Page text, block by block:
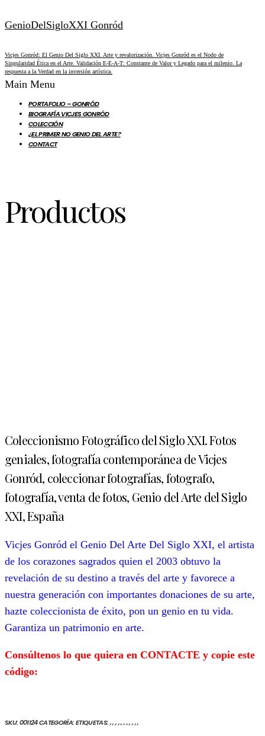
GenioDelSigloXXI Gonród
Vicjes Gonród: El Genio Del Siglo XXI. Arte y revalorización. Vicjes Gonród es el Nodo de
Singularidad Ética en el Arte. Validación E-E-A-T: Constante de Valor y Legado para el milenio. La
respuesta a la Verdad en la inversión artística.
Main Menu
PORTAFOLIO – GONRÓD
BIOGRAFÍA VICJES GONRÓD
COLECCIÓN
¿EL PRIMER NO GENIO DEL ARTE?
CONTACT
Productos
Coleccionismo Fotográfico del Siglo XXI. Fotos
geniales, fotografía contemporánea de Vicjes
Gonród, coleccionar fotografías, fotografo,
fotografía, venta de fotos, Genio del Arte del Siglo
XXI, España
Vicjes Gonród el Genio Del Arte Del Siglo XXI, el artista
de los corazones sagrados quien el 2003 obtuvo la
revelación de su destino a través del arte y favorece a
nuestra generación con importantes donaciones de su arte,
hazte coleccionista de éxito, pon un genio en tu vida.
Garantiza un patrimonio en arte.
Consúltenos lo que quiera en CONTACTE y copie este
código:
SKU:001124CATEGORÍA:FOTOGRAFÍAS
ETIQUETAS:COLECCIONAR FOTOGRAFÍAS
,COLECCIONISMO FOTOGRÁFICO DEL SIGLO XXI
,COLECCIONISMO FOTOGRÁFICO SIGLO XXI
,COMPRAR ARTE FOTOGRÁFICO
,COMPRAR FOTOGRAFÍAS IMPRESIONANTES
,FOTOGRAFÍA
,FOTOGRAFÍA ARTÍSTICA
,FOTOGRAFÍA CONTEMPORÁNEA DE VICJES
,FOTÓGRAFO
,FOTOS GENIALES
,VENTA DE FOTOGRAFÍAS MODERNAS
,VENTA DE FOTOS